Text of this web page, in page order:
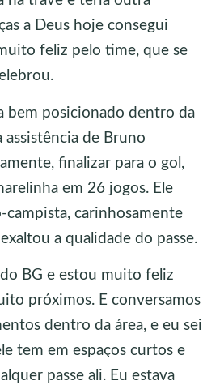
a Deus hoje consegui
feliz pelo time, que se
bem posicionado dentro da
assistência de Bruno
finalizar para o gol,
em 26 jogos. Ele
campista, carinhosamente
a qualidade do passe.
BG e estou muito feliz
próximos. E conversamos
dentro da área, e eu sei
tem em espaços curtos e
passe ali. Eu estava